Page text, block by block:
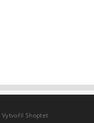
Vytvořil Shoptet